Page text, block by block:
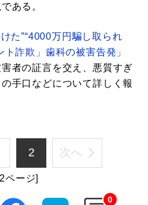
ある。
けた”“4000万円騙し取られ
詐欺」歯科の被害告発」
者の証言を交え、悪質すぎ
手口などについて詳しく報
2 次へ
ページ]
0